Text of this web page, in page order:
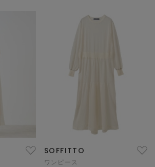
SOFFITTO
ワンピース